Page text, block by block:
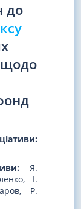
до
щодо
Я.
І.
Р.